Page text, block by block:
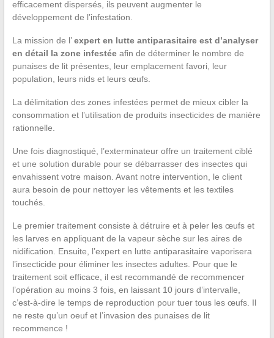
efficacement dispersés, ils peuvent augmenter le
développement de l’infestation.
La mission de l’expert en lutte antiparasitaire est d’analyser
en détail la zone infestéeafin de déterminer le nombre de
punaises de lit présentes, leur emplacement favori, leur
population, leurs nids et leurs œufs.
La délimitation des zones infestées permet de mieux cibler la
consommation et l’utilisation de produits insecticides de manière
rationnelle.
Une fois diagnostiqué, l’exterminateur offre un traitement ciblé
et une solution durable pour se débarrasser des insectes qui
envahissent votre maison. Avant notre intervention, le client
aura besoin de pour nettoyer les vêtements et les textiles
touchés.
Le premier traitement consiste à détruire et à peler les œufs et
les larves en appliquant de la vapeur sèche sur les aires de
nidification. Ensuite, l’expert en lutte antiparasitaire vaporisera
l’insecticide pour éliminer les insectes adultes. Pour que le
traitement soit efficace, il est recommandé de recommencer
l’opération au moins 3 fois, en laissant 10 jours d’intervalle,
c’est-à-dire le temps de reproduction pour tuer tous les œufs. Il
ne reste qu’un oeuf et l’invasion des punaises de lit
recommence !